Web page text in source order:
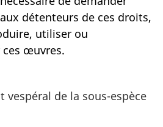
détenteurs de ces droits,
utiliser ou
œuvres.